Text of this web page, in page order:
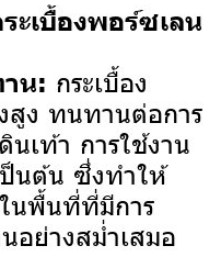
เบื้องพอร์ซเลน
น: กระเบื้อง
สูง ทนทานต่อการ
เท้า การใช้งาน
นต้น ซึ่งทำให้
ในพื้นที่ที่มีการ
อย่างสม่ำเสมอ